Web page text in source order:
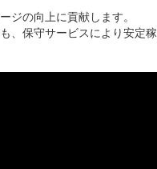
ジの向上に貢献します。
、保守サービスにより安定稼